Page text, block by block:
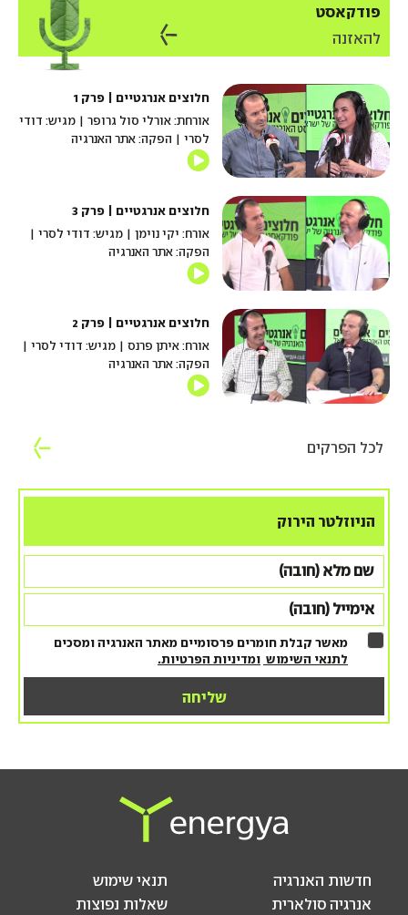
פודקאסט
להאזנה
חלוצים אנרגטיים | פרק 1
אורחת: אורלי סול גרופר | מגיש: דודי
לסרי | הפקה: אתר האנרגיה
חלוצים אנרגטיים | פרק 3
אורח: יקי נוימן | מגיש: דודי לסרי |
הפקה: אתר האנרגיה
חלוצים אנרגטיים | פרק 2
אורח: איתן פרנס | מגיש: דודי לסרי |
הפקה: אתר האנרגיה
לכל הפרקים
הניוזלטר הירוק
מאשר קבלת חומרים פרסומיים מאתר האנרגיה ומסכים
לתנאי השימוש ומדיניות הפרטיות.
חדשות האנרגיה
אנרגיה סולארית
תנאי שימוש
שאלות נפוצות